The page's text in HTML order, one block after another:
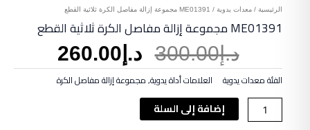
الرئيسية / معدات يدوية / ME01391 مجموعة إزالة مفاصل الكرة ثلاثية القطع
ME01391 مجموعة إزالة مفاصل الكرة ثلاثية القطع
د.إ300.00 السعر
الأصلي
هو:
د.إ300.00.
د.إ 260.00
الحالي
هو: الفئةمعدات يدوية العلاماتأداة يدوية,مجموعة إزالة مفاصل الكرة
كمية
ME01391
إضافة إلى السلة